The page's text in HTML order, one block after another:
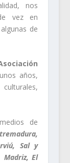
nos
vez en
de
años,
de
Sal y
Madriz, El